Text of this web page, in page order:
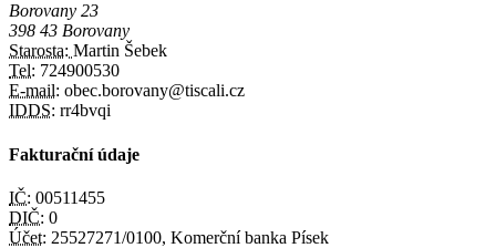
Borovany 23
398 43 Borovany
Starosta: Martin Šebek
Tel: 724900530
E-mail: obec.borovany@tiscali.cz
IDDS: rr4bvqi
Fakturační údaje
IČ: 00511455
DIČ: 0
Účet: 25527271/0100, Komerční banka Písek